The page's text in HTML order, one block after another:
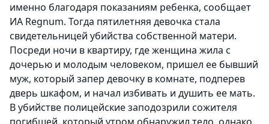
именно благодаря показаниям ребенка, сообщает
ИА Regnum. Тогда пятилетняя девочка стала
свидетельницей убийства собственной матери.
Посреди ночи в квартиру, где женщина жила с
дочерью и молодым человеком, пришел ее бывший
муж, который запер девочку в комнате, подперев
дверь шкафом, и начал избивать и душить ее мать.
В убийстве полицейские заподозрили сожителя